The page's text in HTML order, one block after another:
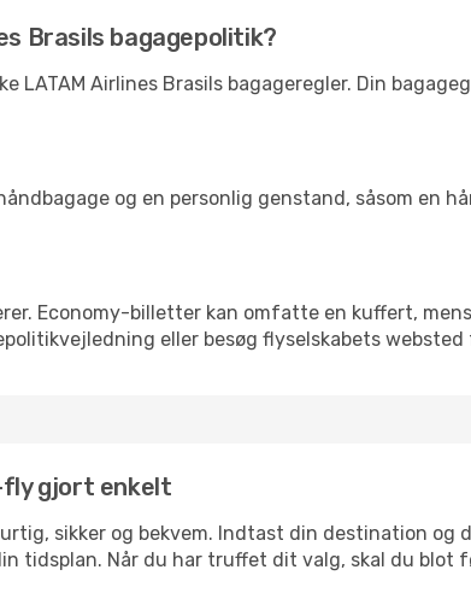
Brasils bagagepolitik?
LATAM Airlines Brasils bagageregler. Din
og en personlig genstand, såsom en
Economy-billetter kan omfatte en kuffert,
eller besøg flyselskabets
fly gjort enkelt
sikker og bekvem. Indtast din destination og
tidsplan. Når du har truffet dit valg, skal du